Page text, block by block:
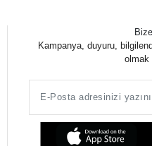
Kampanya, duyuru,
olmak